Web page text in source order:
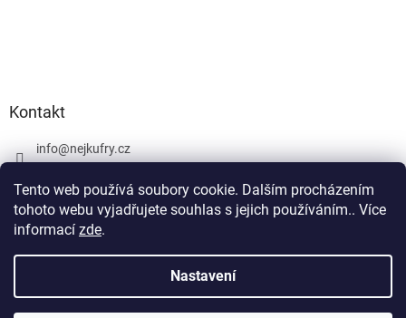
Tento web používá soubory cookie. Dalším procházením
tohoto webu vyjadřujete souhlas s jejich používáním.. Více
informací zde.
Nastavení
Kontakt
info@nejkufry.cz
Facebook
Vytvořil Shoptet Premium